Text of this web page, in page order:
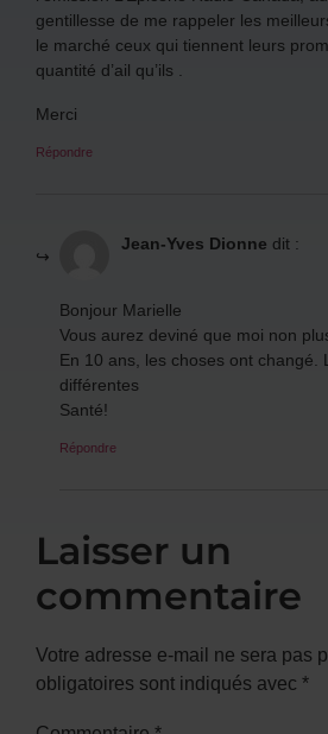
gentillesse de me rappeler les
le marché ceux qui tiennent leurs
quantité d’ail qu’ils .
Merci
Répondre
Jean-Yves Dionne dit :
Bonjour Marielle
Vous aurez deviné que moi non
En 10 ans, les choses ont changé.
différentes
Santé!
Répondre
Laisser un
commentaire
Votre adresse e-mail ne sera pas
obligatoires sont indiqués avec *